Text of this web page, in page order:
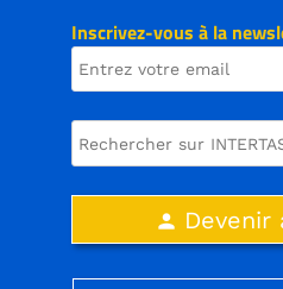
Inscrivez-vous à la
person Devenir